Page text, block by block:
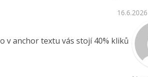
16.6.2026